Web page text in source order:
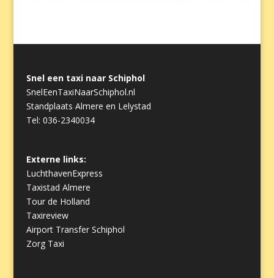
Snel een taxi naar Schiphol
SnelEenTaxiNaarSchiphol.nl
Standplaats Almere en Lelystad
Tel: 036-2340034
Externe links:
LuchthavenExpress
Taxistad Almere
Tour de Holland
Taxireview
Airport Transfer Schiphol
Zorg Taxi